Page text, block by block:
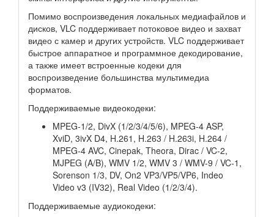
Помимо воспроизведения локальных медиафайлов и
дисков, VLC поддерживает потоковое видео и захват
видео с камер и других устройств. VLC поддерживает
быстрое аппаратное и программное декодирование,
а также имеет встроенные кодеки для
воспроизведение большинства мультимедиа
форматов.
Поддерживаемые видеокодеки:
MPEG-1/2, DivX (1/2/3/4/5/6), MPEG-4 ASP,
XviD, 3ivX D4, H.261, H.263 / H.263i, H.264 /
MPEG-4 AVC, Cinepak, Theora, Dirac / VC-2,
MJPEG (A/B), WMV 1/2, WMV 3 / WMV-9 / VC-1,
Sorenson 1/3, DV, On2 VP3/VP5/VP6, Indeo
Video v3 (IV32), Real Video (1/2/3/4).
Поддерживаемые аудиокодеки: